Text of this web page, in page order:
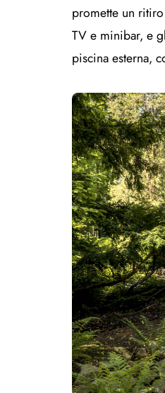
promette un
TV e minibar, e
piscina esterna,